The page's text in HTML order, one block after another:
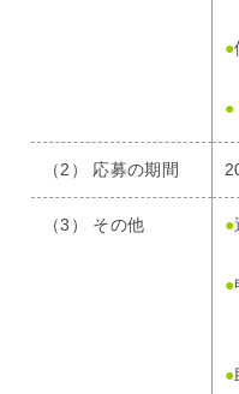
●
●
（2） 応募の期間
（3） その他 ●
●
●